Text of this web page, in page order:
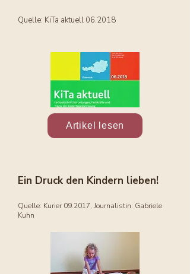
Quelle: KiTa aktuell 06.2018
Artikel lesen
Ein Druck den Kindern lieben!
Quelle: Kurier 09.2017, Journalistin: Gabriele
Kuhn